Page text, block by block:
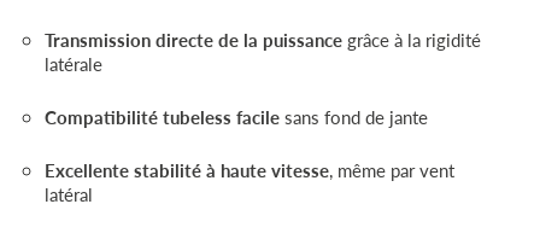
Transmission directe de la puissancegrâce à la rigidité
latérale
Compatibilité tubeless facilesans fond de jante
Excellente stabilité à haute vitesse, même par vent
latéral